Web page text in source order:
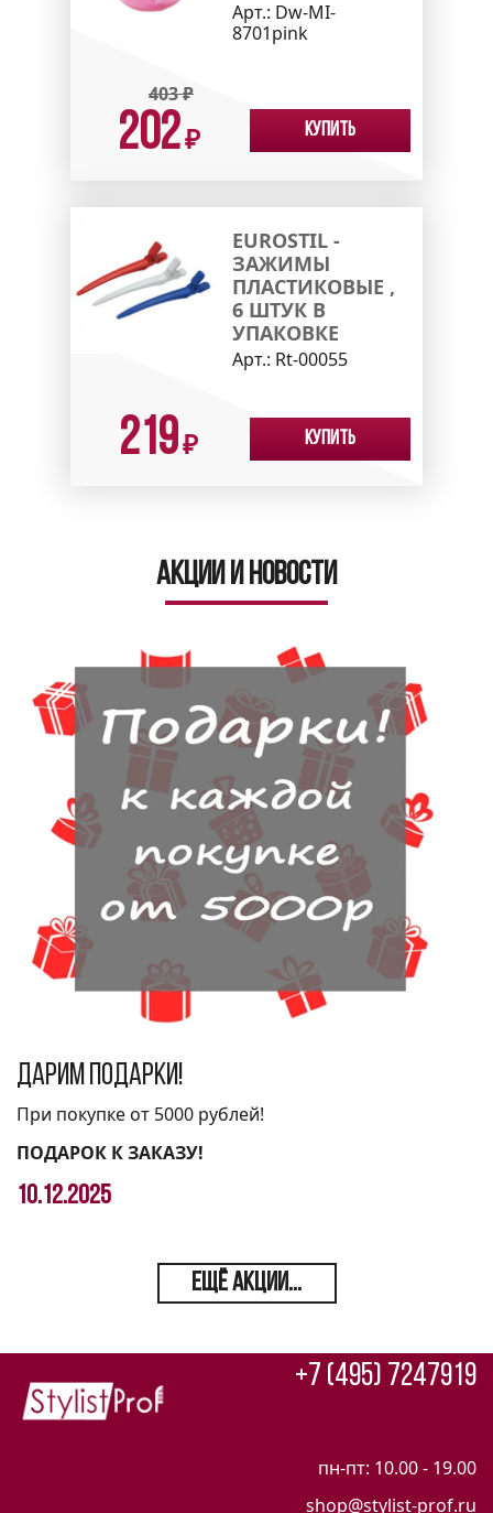
Арт.: Dw-MI-
8701pink
403₽
202₽ Купить
EUROSTIL -
ЗАЖИМЫ
ПЛАСТИКОВЫЕ ,
6 ШТУК В
УПАКОВКЕ
Арт.: Rt-00055
219₽ Купить
Акции и новости
Дарим подарки!
При покупке от 5000 рублей!
ПОДАРОК К ЗАКАЗУ!
10.12.2025
ЕЩЁ АКЦИИ...
+7 (495) 7247919
пн-пт: 10.00 - 19.00
shop@stylist-prof.ru